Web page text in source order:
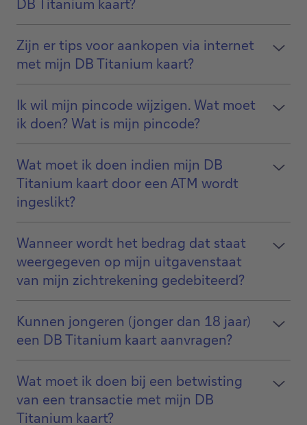
Zijn er tips voor aankopen via internet
met mijn DB Titanium kaart?
Ik wil mijn pincode wijzigen. Wat moet
ik doen? Wat is mijn pincode?
Wat moet ik doen indien mijn DB
Titanium kaart door een ATM wordt
ingeslikt?
Wanneer wordt het bedrag dat staat
weergegeven op mijn uitgavenstaat
van mijn zichtrekening gedebiteerd?
Kunnen jongeren (jonger dan 18 jaar)
een DB Titanium kaart aanvragen?
Wat moet ik doen bij een betwisting
van een transactie met mijn DB
Titanium kaart?